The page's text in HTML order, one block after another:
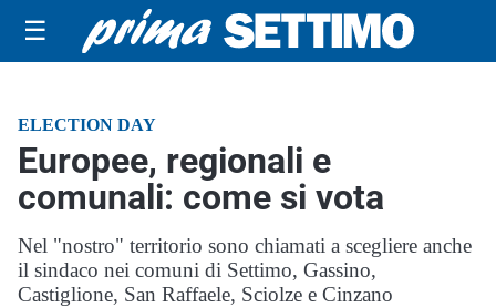
☰
ELECTION DAY
Europee, regionali e
comunali: come si vota
Nel "nostro" territorio sono chiamati a scegliere anche
il sindaco nei comuni di Settimo, Gassino,
Castiglione, San Raffaele, Sciolze e Cinzano